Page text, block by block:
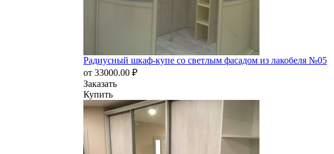
Радиусный шкаф-купе со светлым фасадом из лакобеля №05
от 33000.00 ₽
Заказать
Купить